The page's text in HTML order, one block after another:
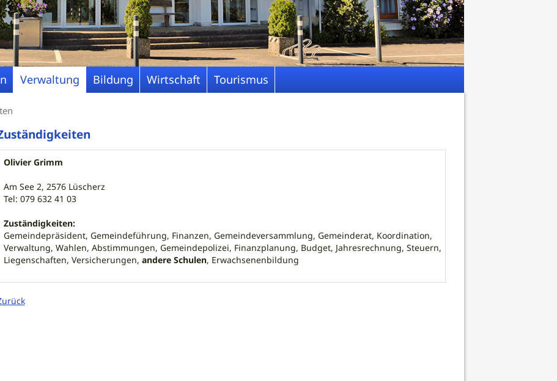
Verwaltung Bildung Wirtschaft Tourismus
Olivier Grimm
Am See 2, 2576 Lüscherz
Tel: 079 632 41 03
Zuständigkeiten:
Gemeindepräsident, Gemeindeführung, Finanzen, Gemeindeversammlung, Gemeinderat, Koordination,
Verwaltung, Wahlen, Abstimmungen, Gemeindepolizei, Finanzplanung, Budget, Jahresrechnung, Steuern,
Liegenschaften, Versicherungen, andere Schulen, Erwachsenenbildung